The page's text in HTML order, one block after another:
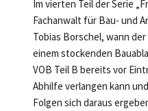
Im vierten Teil der Serie
Fachanwalt für Bau- und
Tobias Borschel, wann
einem stockenden
VOB Teil B bereits vor
Abhilfe verlangen kann
Folgen sich daraus